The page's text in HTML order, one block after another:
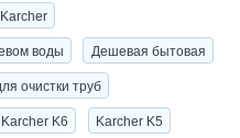
воды Дешевая бытовая
очистки труб
Karcher K6 Karcher K5